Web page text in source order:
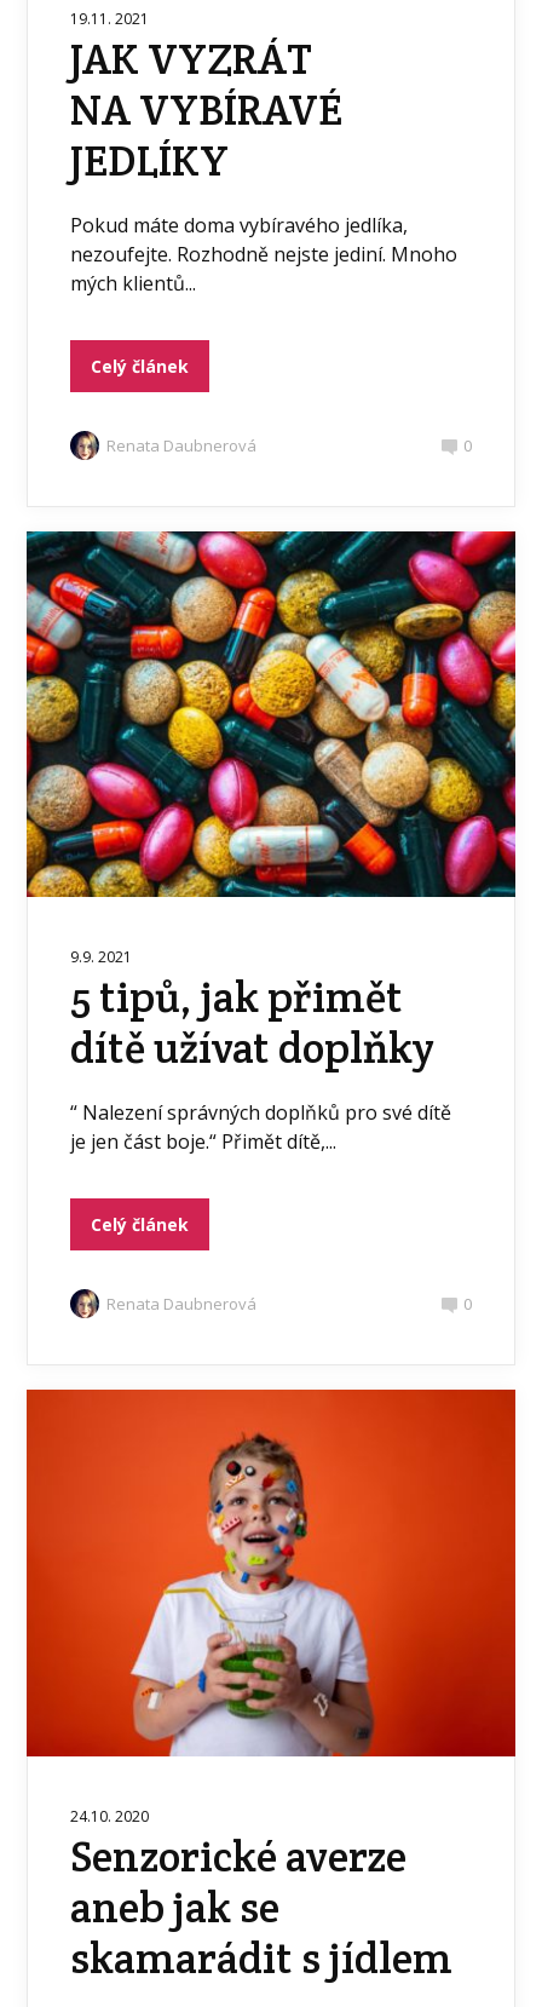
19.11. 2021
JAK VYZRÁT
NA VYBÍRAVÉ
JEDLÍKY
Pokud máte doma vybíravého jedlíka,
nezoufejte. Rozhodně nejste jediní. Mnoho
mých klientů...
Celý článek
Renata Daubnerová 0
9.9. 2021
5 tipů, jak přimět
dítě užívat doplňky
“ Nalezení správných doplňků pro své dítě
je jen část boje.“ Přimět dítě,...
Celý článek
Renata Daubnerová 0
24.10. 2020
Senzorické averze
aneb jak se
skamarádit s jídlem